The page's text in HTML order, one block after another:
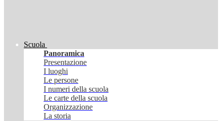
Scuola
Panoramica
Presentazione
I luoghi
Le persone
I numeri della scuola
Le carte della scuola
Organizzazione
La storia